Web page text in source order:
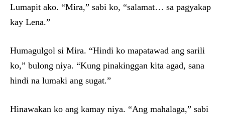
Lumapit ako. “Mira,” sabi ko, “salamat… sa pagyakap
kay Lena.”
Humagulgol si Mira. “Hindi ko mapatawad ang sarili
ko,” bulong niya. “Kung pinakinggan kita agad, sana
hindi na lumaki ang sugat.”
Hinawakan ko ang kamay niya. “Ang mahalaga,” sabi